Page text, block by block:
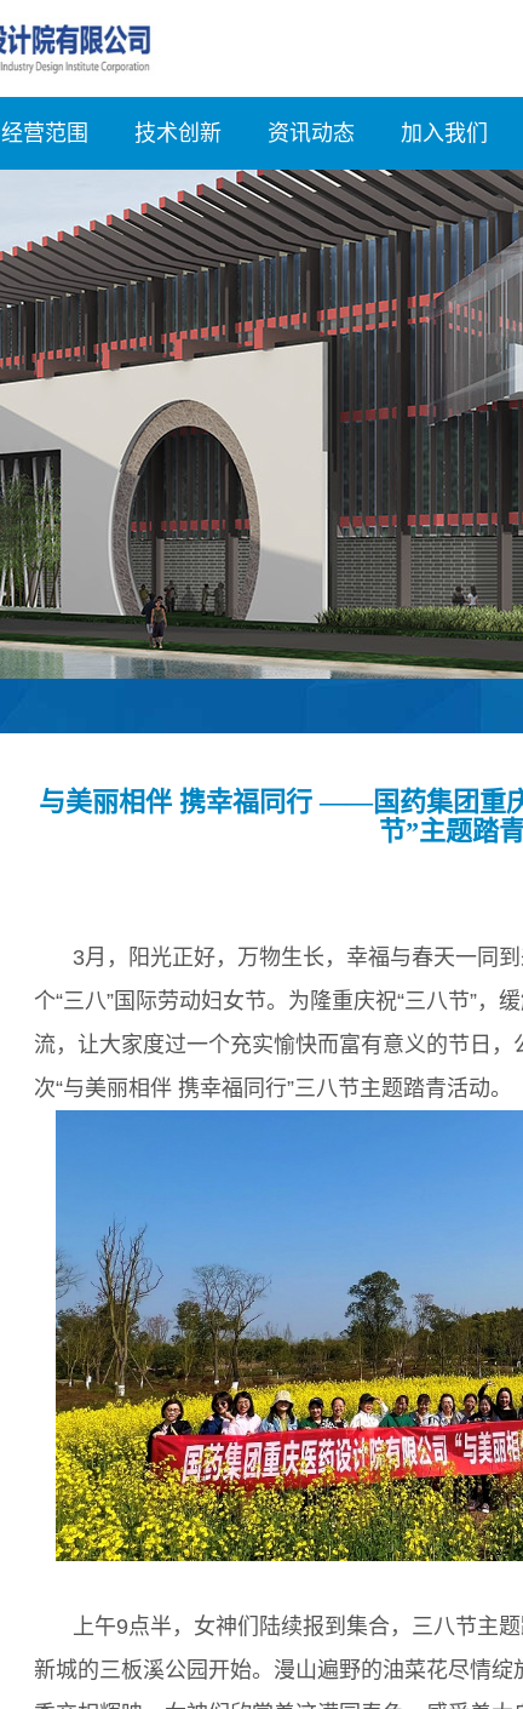
经营范围 技术创新 资讯动态 加入我们
与美丽相伴 携幸福同行 ——国药集团重
节”主题踏
3月，阳光正好，万物生长，幸福与春天一同
个“三八”国际劳动妇女节。为隆重庆祝“三八节”，
流，让大家度过一个充实愉快而富有意义的节日
次“与美丽相伴 携幸福同行”三八节主题踏青活动。
上午9点半，女神们陆续报到集合，三八节主
新城的三板溪公园开始。漫山遍野的油菜花尽情绽